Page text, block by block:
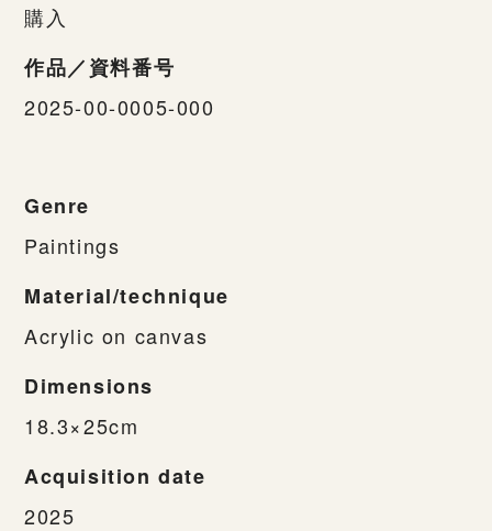
購入
作品／資料番号
2025-00-0005-000
Genre
Paintings
Material/technique
Acrylic on canvas
Dimensions
18.3×25cm
Acquisition date
2025